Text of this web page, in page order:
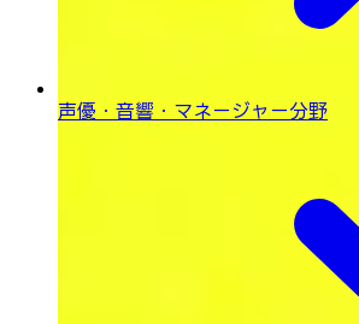
声優・音響・ マネージャー分野